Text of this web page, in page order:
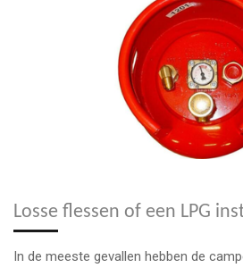
Losse flessen of een LPG
In de meeste gevallen hebben de